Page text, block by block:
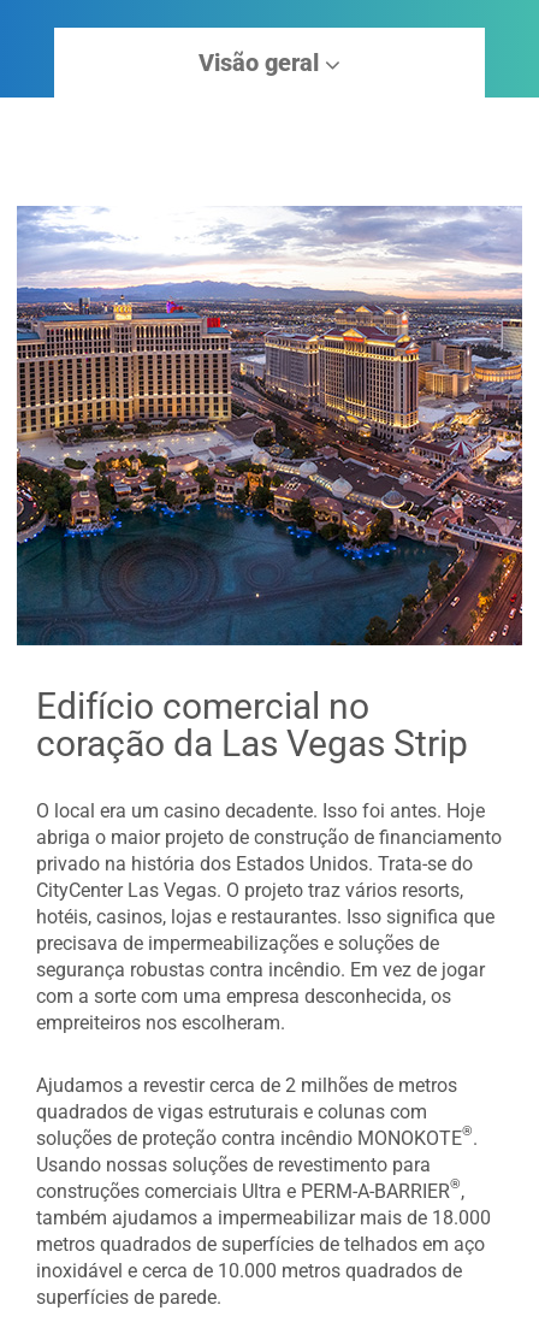
Visão geral
Edifício comercial no
coração da Las Vegas Strip
O local era um casino decadente. Isso foi antes. Hoje
abriga o maior projeto de construção de financiamento
privado na história dos Estados Unidos. Trata-se do
CityCenter Las Vegas. O projeto traz vários resorts,
hotéis, casinos, lojas e restaurantes. Isso significa que
precisava de impermeabilizações e soluções de
segurança robustas contra incêndio. Em vez de jogar
com a sorte com uma empresa desconhecida, os
empreiteiros nos escolheram.
Ajudamos a revestir cerca de 2 milhões de metros
quadrados de vigas estruturais e colunas com
soluções de proteção contra incêndio MONOKOTE®.
Usando nossas soluções de revestimento para
construções comerciais Ultra e PERM-A-BARRIER®,
também ajudamos a impermeabilizar mais de 18.000
metros quadrados de superfícies de telhados em aço
inoxidável e cerca de 10.000 metros quadrados de
superfícies de parede.